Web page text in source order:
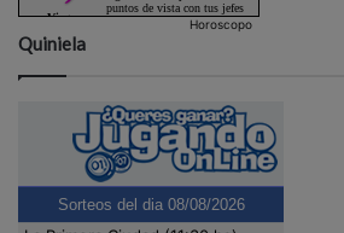
Horoscopo
Quiniela